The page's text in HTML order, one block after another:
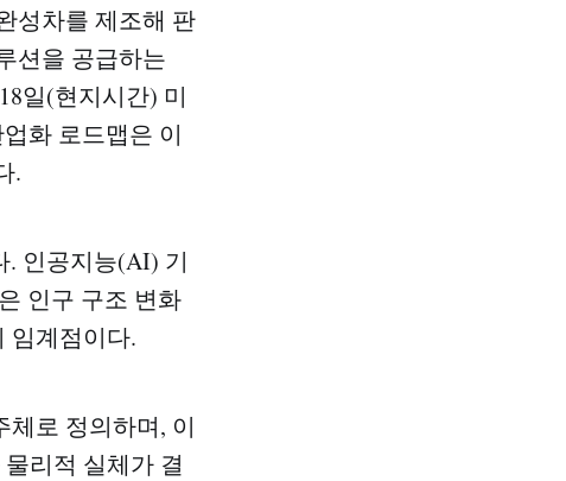
성차를 제조해 판
션을 공급하는
일(현지시간) 미
화 로드맵은 이
.
. 인공지능(AI) 기
인구 구조 변화
임계점이다.
로 정의하며, 이
리적 실체가 결